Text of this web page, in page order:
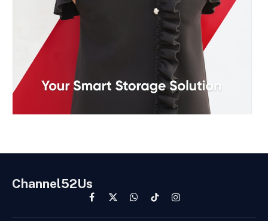
Channel52Us
Facebook
X
(Twitter)
WhatsApp
TikTokInstagram